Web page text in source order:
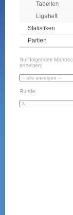
Tabellen
Ligaheft
Statistiken
Partien
Nur folgendee
anzeigen:
Runde: